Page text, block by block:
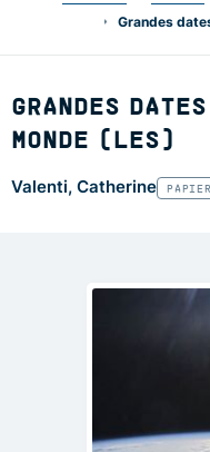
Grandes
GRANDES
MONDE (LES)
Valenti, Catherine PAPIER